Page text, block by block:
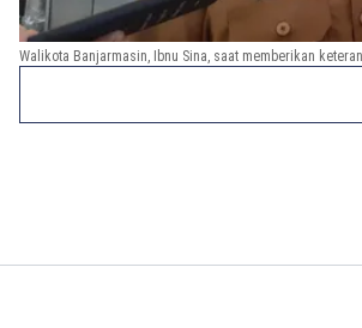
Walikota Banjarmasin, Ibnu Sina, saat memberikan